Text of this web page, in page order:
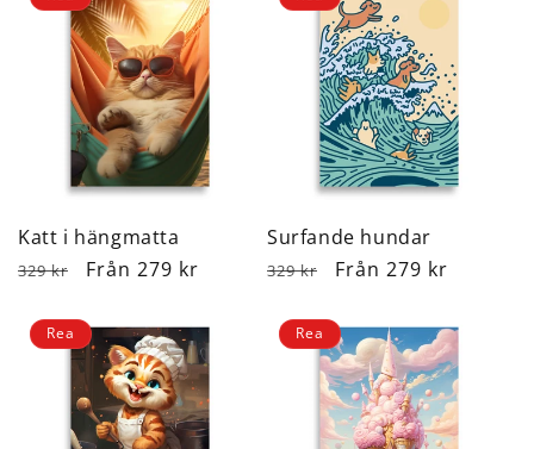
Katt i hängmatta
Ordinarie
329 kr Försäljningspris
Från 279 kr
Surfande hundar
Ordinarie
329 kr Försäljningspris
Från 279 kr
Rea Rea